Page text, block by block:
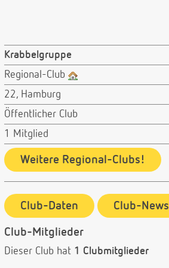
Krabbelgruppe
Regional-Club
22, Hamburg
Öffentlicher Club
1 Mitglied
Weitere Regional-Clubs!
Club-Daten Club-News
Club-Mitglieder
Dieser Club hat 1 Clubmitglieder